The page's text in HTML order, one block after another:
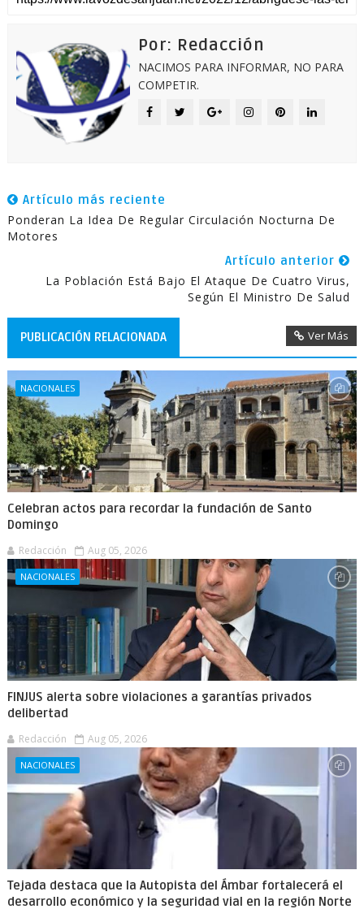
Por: Redacción
NACIMOS PARA INFORMAR, NO PARA
COMPETIR.
Artículo más reciente
Ponderan La Idea De Regular Circulación Nocturna De
Motores
Artículo anterior
La Población Está Bajo El Ataque De Cuatro Virus,
Según El Ministro De Salud
PUBLICACIÓN RELACIONADA Ver Más
NACIONALES
Celebran actos para recordar la fundación de Santo
Domingo
Redacción Aug 05, 2026
NACIONALES
FINJUS alerta sobre violaciones a garantías privados
delibertad
Redacción Aug 05, 2026
NACIONALES
Tejada destaca que la Autopista del Ámbar fortalecerá el
desarrollo económico y la seguridad vial en la región Norte